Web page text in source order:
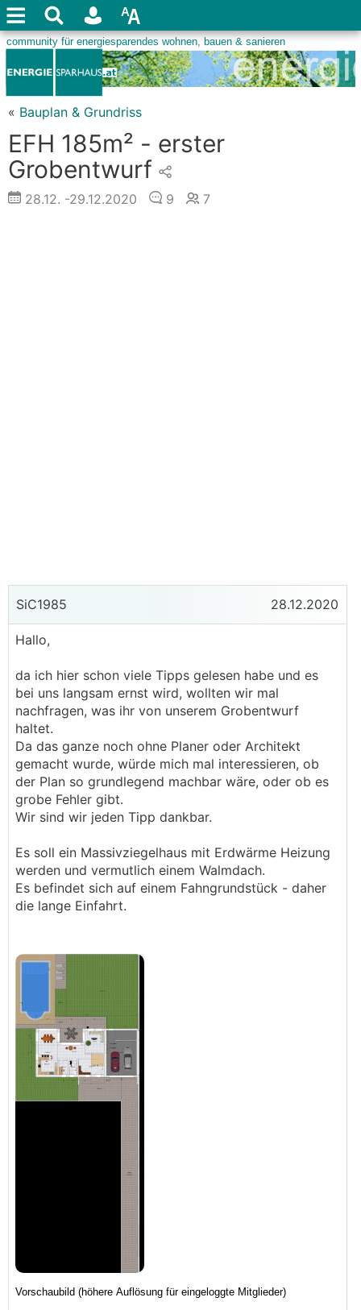
« Bauplan & Grundriss
EFH 185m² - erster
Grobentwurf
28.12. -29.12.2020 9 7
SiC1985 28.12.2020
Hallo,
da ich hier schon viele Tipps gelesen habe und es
bei uns langsam ernst wird, wollten wir mal
nachfragen, was ihr von unserem Grobentwurf
haltet.
Da das ganze noch ohne Planer oder Architekt
gemacht wurde, würde mich mal interessieren, ob
der Plan so grundlegend machbar wäre, oder ob es
grobe Fehler gibt.
Wir sind wir jeden Tipp dankbar.
Es soll ein Massivziegelhaus mit Erdwärme Heizung
werden und vermutlich einem Walmdach.
Es befindet sich auf einem Fahngrundstück - daher
die lange Einfahrt.